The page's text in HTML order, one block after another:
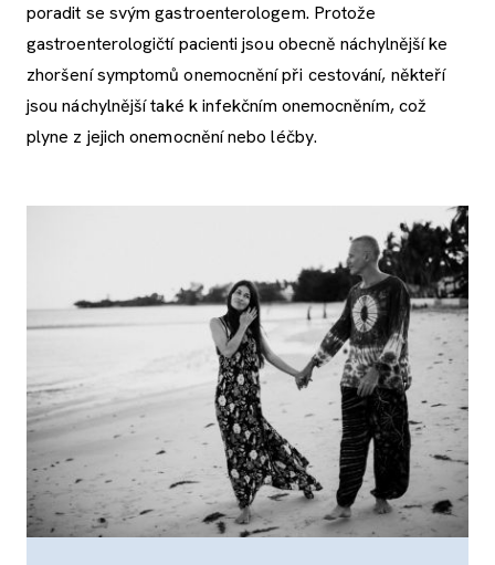
poradit se svým gastroenterologem. Protože
gastroenterologičtí pacienti jsou obecně náchylnější ke
zhoršení symptomů onemocnění při cestování, někteří
jsou náchylnější také k infekčním onemocněním, což
plyne z jejich onemocnění nebo léčby.